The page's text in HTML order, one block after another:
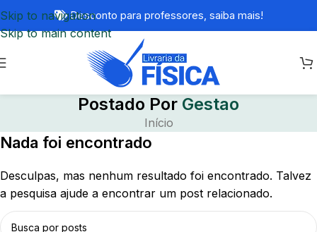
Skip to navigation
Skip to main content
Desconto para professores, saiba mais!
Postado Por Gestao
Início
Nada foi encontrado
Desculpas, mas nenhum resultado foi encontrado. Talvez
a pesquisa ajude a encontrar um post relacionado.